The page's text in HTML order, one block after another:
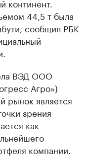
континент.
44,5 т была
сообщил РБК
ВЭД ООО
Агро»)
рынок является
зрения
как
компании.